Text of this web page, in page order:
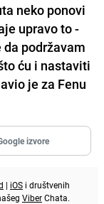
neko ponovi
upravo to -
podržavam
ću i nastaviti
je za Fenu
izvore
| iOS i društvenih
ViberChata.